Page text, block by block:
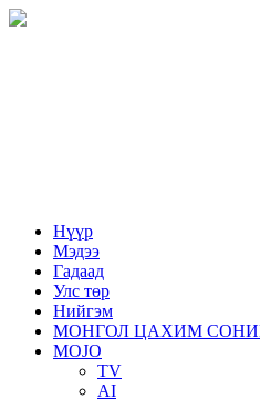
Нүүр
Мэдээ
Гадаад
Улс төр
Нийгэм
МОНГОЛ ЦАХИМ
MOJO
TV
AI